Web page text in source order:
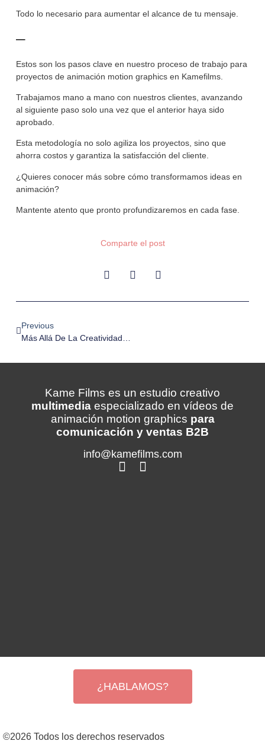
Todo lo necesario para aumentar el alcance de tu mensaje.
–
Estos son los pasos clave en nuestro proceso de trabajo para
proyectos de animación motion graphics en Kamefilms.
Trabajamos mano a mano con nuestros clientes, avanzando
al siguiente paso solo una vez que el anterior haya sido
aprobado.
Esta metodología no solo agiliza los proyectos, sino que
ahorra costos y garantiza la satisfacción del cliente.
¿Quieres conocer más sobre cómo transformamos ideas en
animación?
Mantente atento que pronto profundizaremos en cada fase.
Comparte el post
Previous
Kame Films es un estudio creativo
multimedia especializado en vídeos de
animación motion graphics para
comunicación y ventas B2B
info@kamefilms.com
¿HABLAMOS?
©2026 Todos los derechos reservados